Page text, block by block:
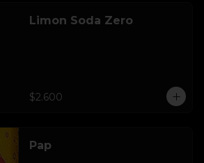
Limon Soda Zero
$2.600
Pap